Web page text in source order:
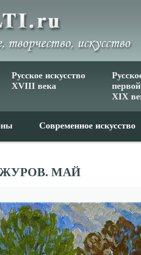
Русское искусство
XVIII века
XIX
Современное искусство
МАЙ